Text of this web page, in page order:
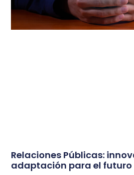
Relaciones Públicas:
adaptación para el futuro